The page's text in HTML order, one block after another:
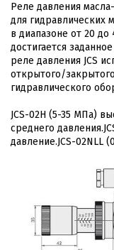
Реле давления масла-
для гидравлических
в диапазоне от 20 до
достигается
реле давления JCS
открытого/
гидравлического
JCS-02H (5-35 МПа)
среднего
давление.JCS-02NLL